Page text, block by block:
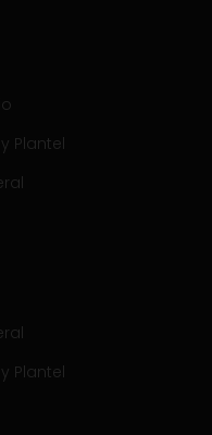
Plantel
Plantel